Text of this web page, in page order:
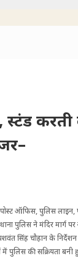
स्टंड
पोस्ट ऑफिस, पुलिस
पुलिस ने मंदिर मार्ग
सिंह चौहान के निर्देशन
पुलिस की सक्रियता बनी